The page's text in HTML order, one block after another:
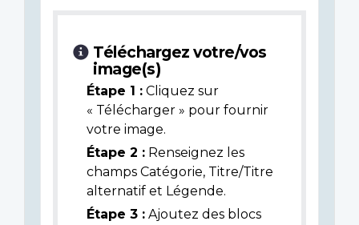
Téléchargez votre/vos
image(s)
Étape 1 : Cliquez sur
« Télécharger » pour fournir
votre image.
Étape 2 : Renseignez les
champs Catégorie, Titre/Titre
alternatif et Légende.
Étape 3 : Ajoutez des blocs